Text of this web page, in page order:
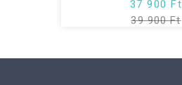
37 900 Ft
39 900 Ft